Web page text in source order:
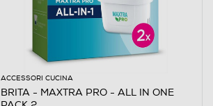
ACCESSORI CUCINA
BRITA - MAXTRA PRO - ALL IN ONE